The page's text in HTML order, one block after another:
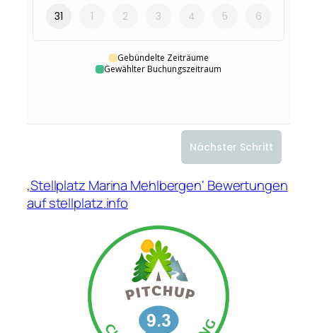
‚Stellplatz Marina Mehlbergen‘ Bewertungen
auf stellplatz.info